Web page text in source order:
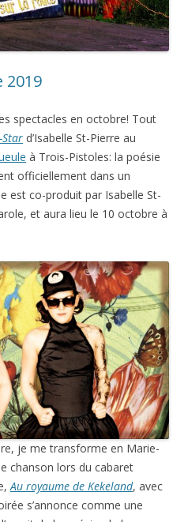
2019
spectacles en octobre! Tout
Star d’Isabelle St-Pierre au
à Trois-Pistoles: la poésie
officiellement dans un
est co-produit par Isabelle St-
et aura lieu le 10 octobre à
je me transforme en Marie-
chanson lors du cabaret
Au royaume de Kekeland, avec
s’annonce comme une